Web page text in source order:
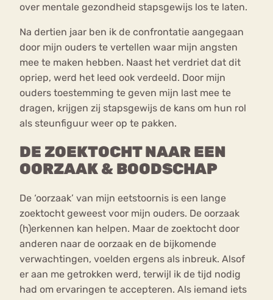
over mentale gezondheid stapsgewijs los te laten.
Na dertien jaar ben ik de confrontatie aangegaan
door mijn ouders te vertellen waar mijn angsten
mee te maken hebben. Naast het verdriet dat dit
opriep, werd het leed ook verdeeld. Door mijn
ouders toestemming te geven mijn last mee te
dragen, krijgen zij stapsgewijs de kans om hun rol
als steunfiguur weer op te pakken.
DE ZOEKTOCHT NAAR EEN
OORZAAK & BOODSCHAP
De ‘oorzaak’ van mijn eetstoornis is een lange
zoektocht geweest voor mijn ouders. De oorzaak
(h)erkennen kan helpen. Maar de zoektocht door
anderen naar de oorzaak en de bijkomende
verwachtingen, voelden ergens als inbreuk. Alsof
er aan me getrokken werd, terwijl ik de tijd nodig
had om ervaringen te accepteren. Als iemand iets